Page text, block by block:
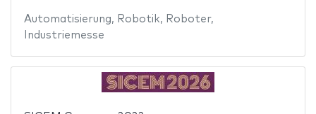
Automatisierung, Robotik, Roboter,
Industriemesse